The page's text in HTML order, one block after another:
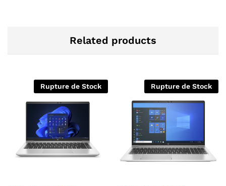
Related products
Rupture de Stock Rupture de Stock